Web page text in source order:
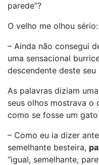
parede”?
O velho me olhou sério:
– Ainda não consegui
uma sensacional
descendente deste
As palavras diziam
seus olhos mostrava o
como se fosse um
– Como eu ia dizer
semelhante besteira,
“igual, semelhante,